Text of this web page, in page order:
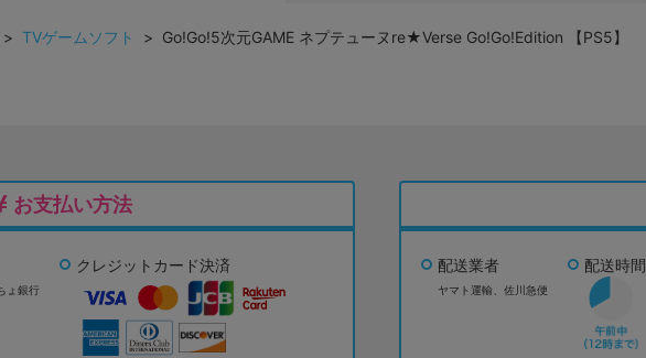
> TVゲームソフト > Go!Go!5次元GAME ネプテューヌre★Verse Go!Go!Edition 【PS5】
お支払い方法
ょ銀行
クレジットカード決済 配送業者
ヤマト運輸、佐川急便
配送時間